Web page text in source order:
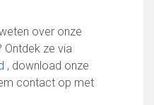
over onze
Ontdek ze via
, download onze
contact op met